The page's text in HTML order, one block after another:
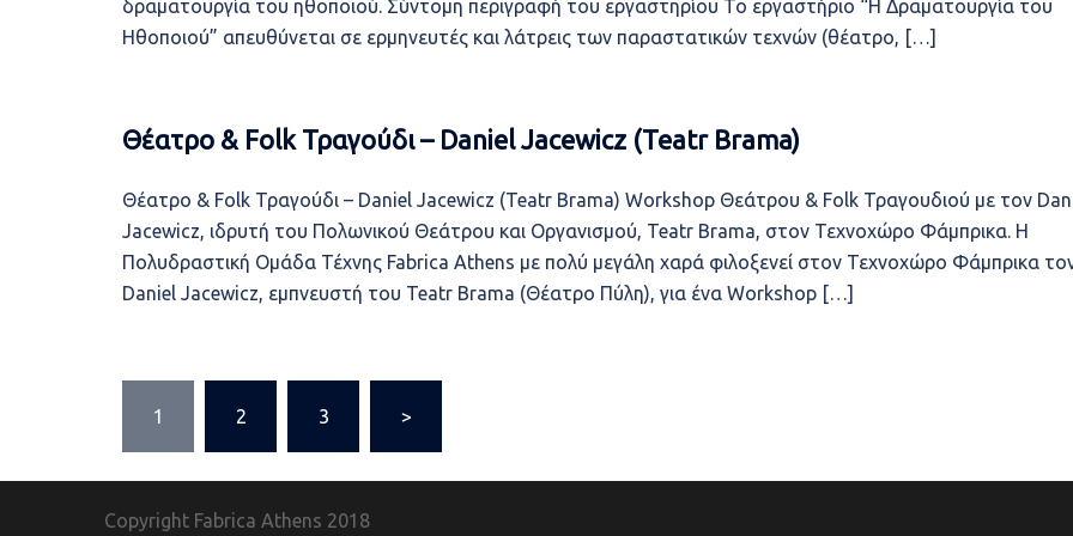
δραματουργία του ηθοποιού. Σύντομη περιγραφή του εργαστηρίου Το εργαστήριο “Η Δραματουργία του
Ηθοποιού” απευθύνεται σε ερμηνευτές και λάτρεις των παραστατικών τεχνών (θέατρο, […]
Θέατρο & Folk Τραγούδι – Daniel Jacewicz (Teatr Brama)
Θέατρο & Folk Τραγούδι – Daniel Jacewicz (Teatr Brama) Workshop Θεάτρου & Folk Τραγουδιού με τον
Jacewicz, ιδρυτή του Πολωνικού Θεάτρου και Οργανισμού, Teatr Brama, στον Τεχνοχώρο Φάμπρικα. Η
Πολυδραστική Ομάδα Τέχνης Fabrica Athens με πολύ μεγάλη χαρά φιλοξενεί στον Τεχνοχώρο Φάμπρικα
Daniel Jacewicz, εμπνευστή του Teatr Brama (Θέατρο Πύλη), για ένα Workshop […]
Σελιδοποίηση
άρθρων
1 2 3 >
Copyright Fabrica Athens 2018